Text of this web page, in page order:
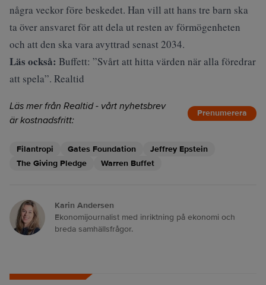
några veckor före beskedet. Han vill att hans tre barn ska
ta över ansvaret för att dela ut resten av förmögenheten
och att den ska vara avyttrad senast 2034.
Läs också: Buffett: ”Svårt att hitta värden när alla föredrar
att spela”. Realtid
Läs mer från Realtid - vårt nyhetsbrev
är kostnadsfritt:
Prenumerera
Filantropi Gates Foundation
Jeffrey Epstein
The Giving Pledge
Warren Buffet
Karin Andersen
Ekonomijournalist med inriktning på ekonomi och
breda samhällsfrågor.